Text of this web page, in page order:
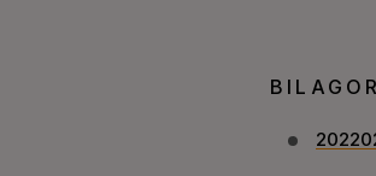
BILAGOR